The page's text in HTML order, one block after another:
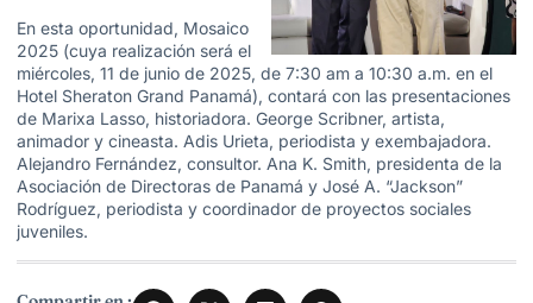
En esta oportunidad, Mosaico
2025 (cuya realización será el
miércoles, 11 de junio de 2025, de 7:30 am a 10:30 a.m. en el
Hotel Sheraton Grand Panamá), contará con las presentaciones
de Marixa Lasso, historiadora. George Scribner, artista,
animador y cineasta. Adis Urieta, periodista y exembajadora.
Alejandro Fernández, consultor. Ana K. Smith, presidenta de la
Asociación de Directoras de Panamá y José A. “Jackson”
Rodríguez, periodista y coordinador de proyectos sociales
juveniles.